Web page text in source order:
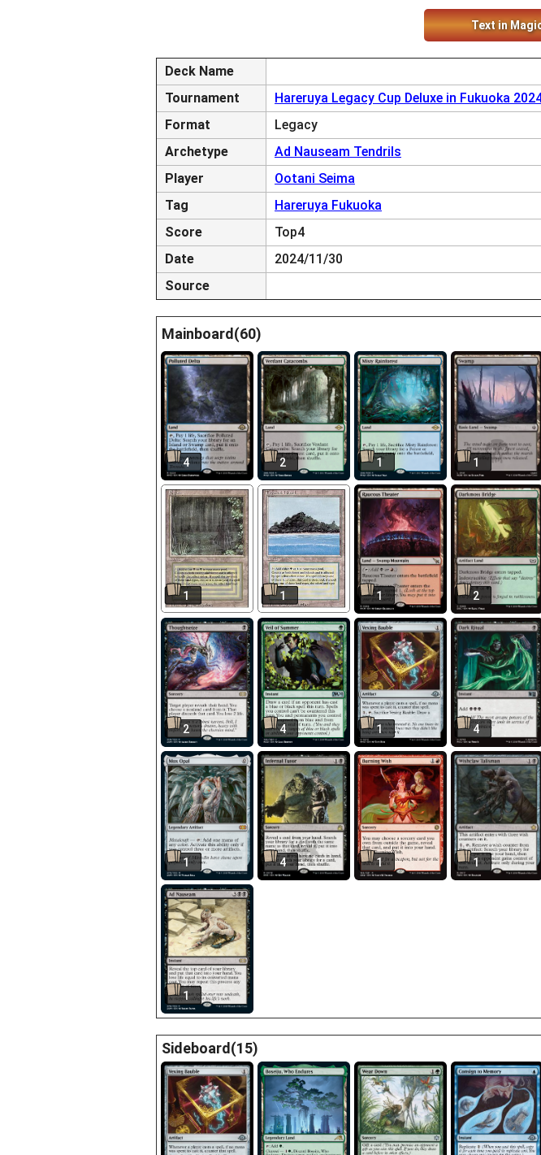
Text in
Deck Name
Tournament
Hareruya Legacy Cup Deluxe in Fukuoka
Format
Legacy
Archetype
Ad Nauseam Tendrils
Player
Ootani Seima
Tag
Hareruya Fukuoka
Score
Top4
Date
2024/11/30
Source
Mainboard(60)
4 2 1 1
1 1 1 2
2 4 1 4
1 4 1 1
1
Sideboard(15)